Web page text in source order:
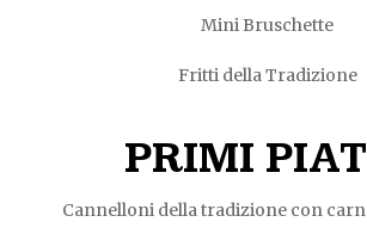
Mini Bruschette
Fritti della Tradizione
PRIMI
Cannelloni della tradizione con